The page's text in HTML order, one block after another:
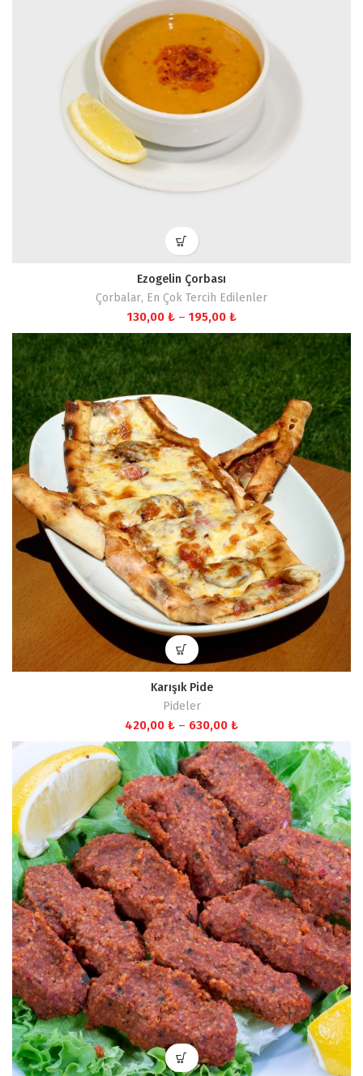
Ezogelin Çorbası
Çorbalar, En Çok Tercih Edilenler
130,00 ₺ – 195,00 ₺Fiyat
aralığı:
130,00 ₺
-
195,00 ₺
Karışık Pide
Pideler
420,00 ₺ – 630,00 ₺Fiyat
aralığı:
420,00 ₺
-
630,00 ₺